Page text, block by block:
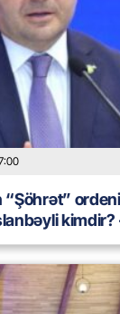
kimdir?